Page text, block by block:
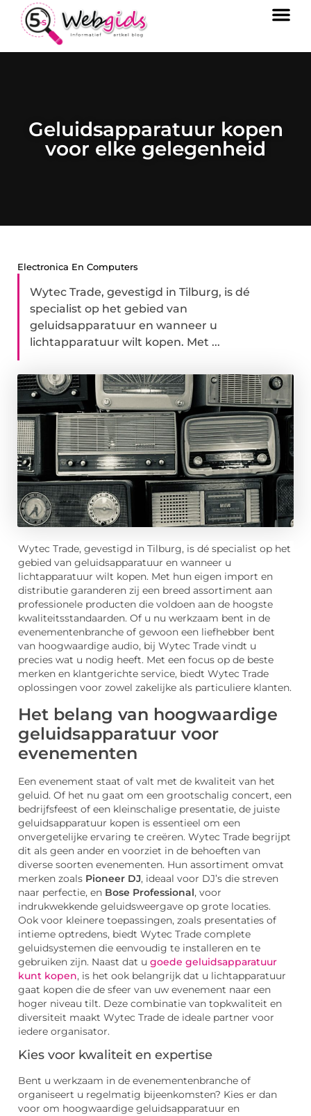
Geluidsapparatuur kopen
voor elke gelegenheid
Electronica En Computers
Wytec Trade, gevestigd in Tilburg, is dé
specialist op het gebied van
geluidsapparatuur en wanneer u
lichtapparatuur wilt kopen. Met ...
Wytec Trade, gevestigd in Tilburg, is dé specialist op het
gebied van geluidsapparatuur en wanneer u
lichtapparatuur wilt kopen. Met hun eigen import en
distributie garanderen zij een breed assortiment aan
professionele producten die voldoen aan de hoogste
kwaliteitsstandaarden. Of u nu werkzaam bent in de
evenementenbranche of gewoon een liefhebber bent
van hoogwaardige audio, bij Wytec Trade vindt u
precies wat u nodig heeft. Met een focus op de beste
merken en klantgerichte service, biedt Wytec Trade
oplossingen voor zowel zakelijke als particuliere klanten.
Het belang van hoogwaardige
geluidsapparatuur voor
evenementen
Een evenement staat of valt met de kwaliteit van het
geluid. Of het nu gaat om een grootschalig concert, een
bedrijfsfeest of een kleinschalige presentatie, de juiste
geluidsapparatuur kopen is essentieel om een
onvergetelijke ervaring te creëren. Wytec Trade begrijpt
dit als geen ander en voorziet in de behoeften van
diverse soorten evenementen. Hun assortiment omvat
merken zoals Pioneer DJ, ideaal voor DJ’s die streven
naar perfectie, en Bose Professional, voor
indrukwekkende geluidsweergave op grote locaties.
Ook voor kleinere toepassingen, zoals presentaties of
intieme optredens, biedt Wytec Trade complete
geluidsystemen die eenvoudig te installeren en te
gebruiken zijn. Naast dat u goede geluidsapparatuur
kunt kopen, is het ook belangrijk dat u lichtapparatuur
gaat kopen die de sfeer van uw evenement naar een
hoger niveau tilt. Deze combinatie van topkwaliteit en
diversiteit maakt Wytec Trade de ideale partner voor
iedere organisator.
Kies voor kwaliteit en expertise
Bent u werkzaam in de evenementenbranche of
organiseert u regelmatig bijeenkomsten? Kies er dan
voor om hoogwaardige geluidsapparatuur en